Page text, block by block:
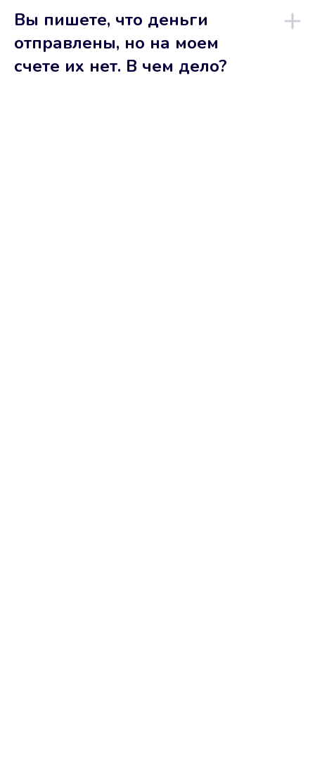
Вы пишете, что деньги
отправлены, но на моем
счете их нет. В чем дело?